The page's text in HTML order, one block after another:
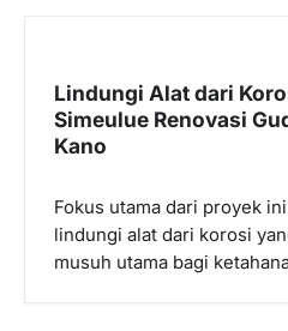
Lindungi Alat dari
Simeulue Renovasi
Kano
Fokus utama dari proyek
lindungi alat dari korosi
musuh utama bagi